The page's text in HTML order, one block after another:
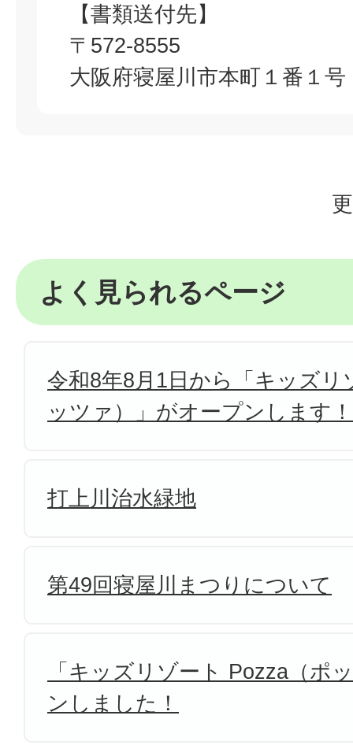
【書類送付先】
〒572-8555
大阪府寝屋川市本町１番１号
よく見られるページ
令和8年8月1日から「キッズリ
ッツァ）」がオープンします！
打上川治水緑地
第49回寝屋川まつりについて
「キッズリゾート Pozza（ポ
ンしました！